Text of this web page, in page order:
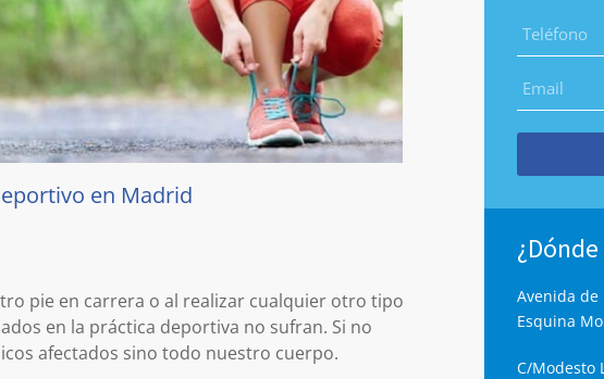
en Madrid
pie en carrera o al realizar cualquier otro tipo
en la práctica deportiva no sufran. Si no
afectados sino todo nuestro cuerpo.
Avenida de
Esquina
C/Modesto